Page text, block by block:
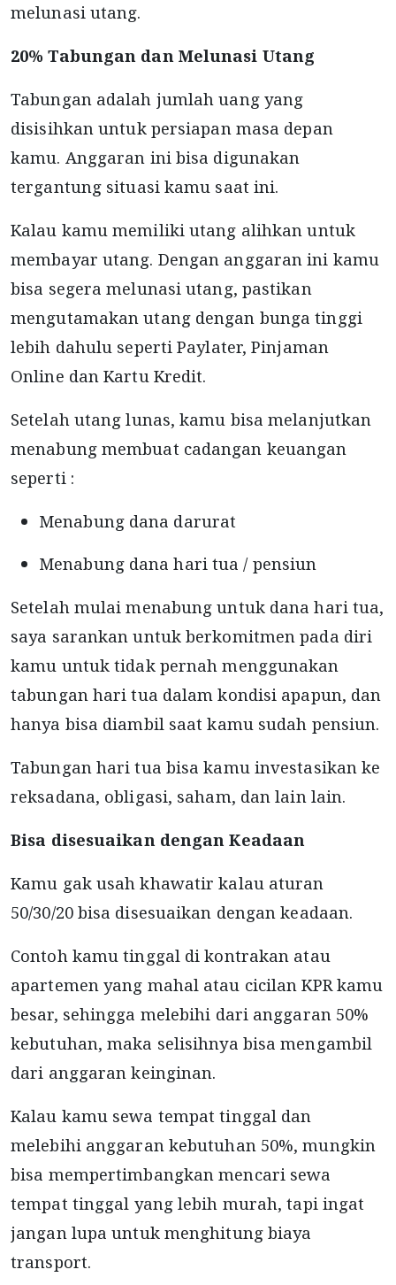
melunasi utang.
20% Tabungan dan Melunasi Utang
Tabungan adalah jumlah uang yang
disisihkan untuk persiapan masa depan
kamu. Anggaran ini bisa digunakan
tergantung situasi kamu saat ini.
Kalau kamu memiliki utang alihkan untuk
membayar utang. Dengan anggaran ini kamu
bisa segera melunasi utang, pastikan
mengutamakan utang dengan bunga tinggi
lebih dahulu seperti Paylater, Pinjaman
Online dan Kartu Kredit.
Setelah utang lunas, kamu bisa melanjutkan
menabung membuat cadangan keuangan
seperti :
Menabung dana darurat
Menabung dana hari tua / pensiun
Setelah mulai menabung untuk dana hari tua,
saya sarankan untuk berkomitmen pada diri
kamu untuk tidak pernah menggunakan
tabungan hari tua dalam kondisi apapun, dan
hanya bisa diambil saat kamu sudah pensiun.
Tabungan hari tua bisa kamu investasikan ke
reksadana, obligasi, saham, dan lain lain.
Bisa disesuaikan dengan Keadaan
Kamu gak usah khawatir kalau aturan
50/30/20 bisa disesuaikan dengan keadaan.
Contoh kamu tinggal di kontrakan atau
apartemen yang mahal atau cicilan KPR kamu
besar, sehingga melebihi dari anggaran 50%
kebutuhan, maka selisihnya bisa mengambil
dari anggaran keinginan.
Kalau kamu sewa tempat tinggal dan
melebihi anggaran kebutuhan 50%, mungkin
bisa mempertimbangkan mencari sewa
tempat tinggal yang lebih murah, tapi ingat
jangan lupa untuk menghitung biaya
transport.